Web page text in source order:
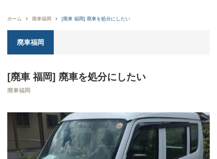
ホーム 廃車福岡 [廃車 福岡] 廃車を処分にしたい
廃車福岡
[廃車 福岡] 廃車を処分にしたい
廃車福岡